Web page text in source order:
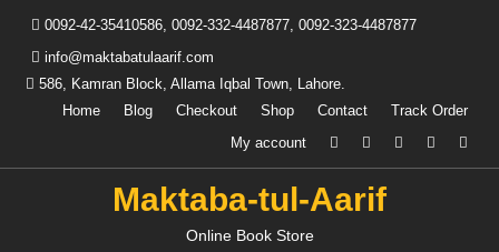
content
0092-42-35410586, 0092-332-4487877, 0092-323-4487877
info@maktabatulaarif.com
586, Kamran Block, Allama Iqbal Town, Lahore.
Home
Blog Checkout Shop Contact
Track Order
My account
Maktaba-tul-Aarif
Online Book Store